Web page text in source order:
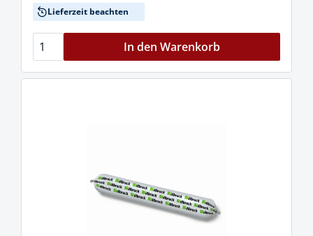
Lieferzeit beachten
In den Warenkorb